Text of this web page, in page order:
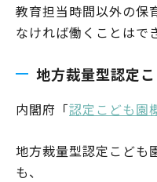
教育担当時間以外の保
なければ働くことはで
地方裁量型認定
内閣府「認定こども園
地方裁量型認定こども
も、